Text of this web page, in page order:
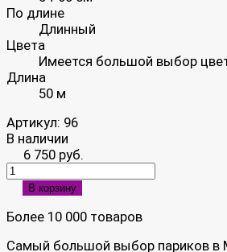
По длине
Длинный
Цвета
Имеется большой выбор
Длина
50 м
Артикул: 96
В наличии
6 750 руб.
В корзину
Более 10 000 товаров
Самый большой выбор париков в